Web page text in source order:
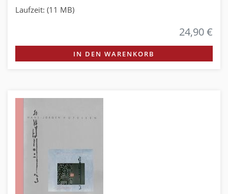
Laufzeit: (11 MB)
24,90 €
IN DEN WARENKORB